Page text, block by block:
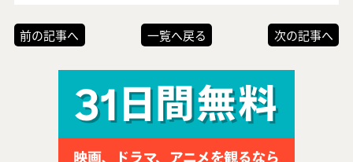
前の記事へ 一覧へ戻る 次の記事へ